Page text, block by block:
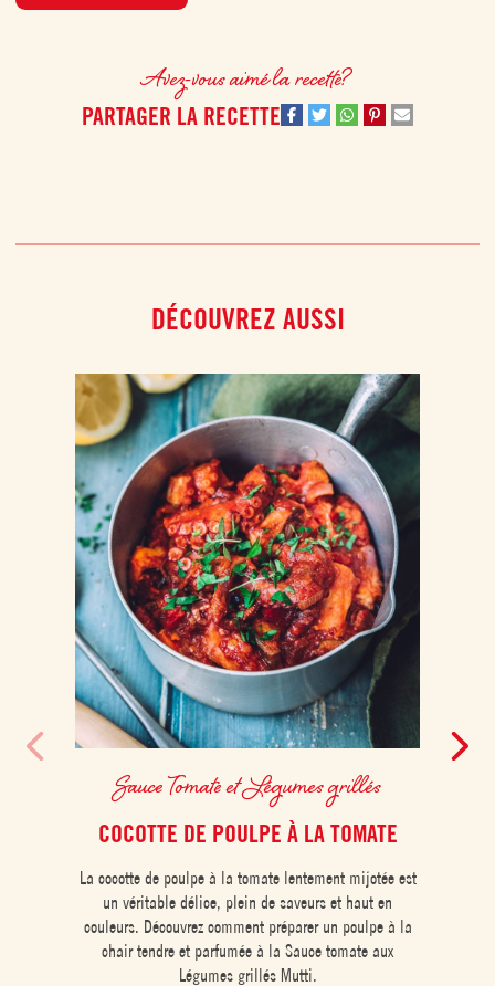
notre Sauce tomate aux Légumes grillés Mutti et la purée de tomates Mutti.
Les cannellonis sauce tomate et ricotta peuvent facilement être congelés et
intégrés à votre semaine de batch cooking !
Avez-vous aimé la recette?
PARTAGER LA RECETTE
DÉCOUVREZ AUSSI
Sauce Tomate et Légumes grillés
COCOTTE DE POULPE À LA TOMATE
La cocotte de poulpe à la tomate lentement mijotée est
un véritable délice, plein de saveurs et haut en
couleurs. Découvrez comment préparer un poulpe à la
chair tendre et parfumée à la Sauce tomate aux
Légumes grillés Mutti.